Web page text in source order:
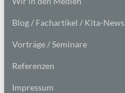
Blog / Fachartikel / Kita-News
Vorträge / Seminare
Referenzen
Impressum